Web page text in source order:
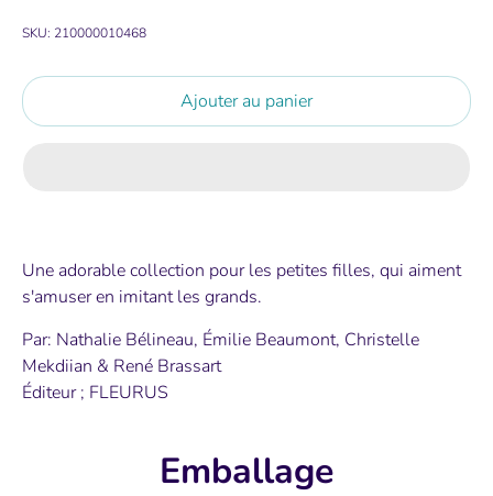
SKU: 210000010468
Ajouter au panier
Une adorable collection pour les petites filles, qui aiment
s'amuser en imitant les grands.
Par: Nathalie Bélineau, Émilie Beaumont, Christelle
Mekdiian & René Brassart
Éditeur ; FLEURUS
Emballage